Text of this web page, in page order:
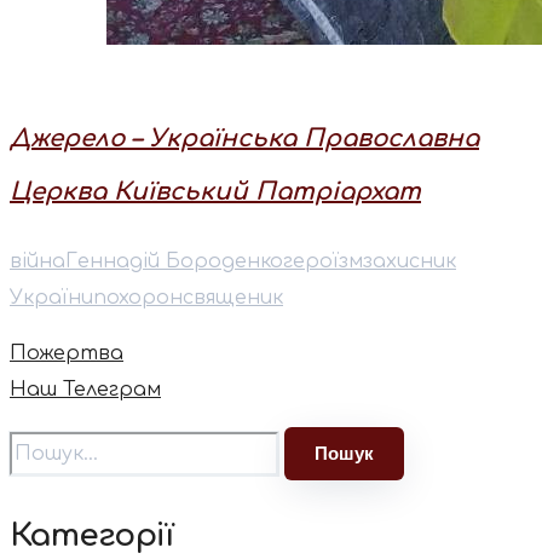
Джерело – Українська Православна
Церква Київський Патріархат
війна Геннадій Бороденкогероїзмзахисник
Українипохоронсвященик
Пожертва
Наш Телеграм
Категорії